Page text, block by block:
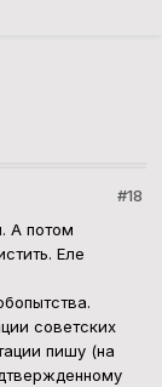
#18
А потом
Еле
советских
пишу (на